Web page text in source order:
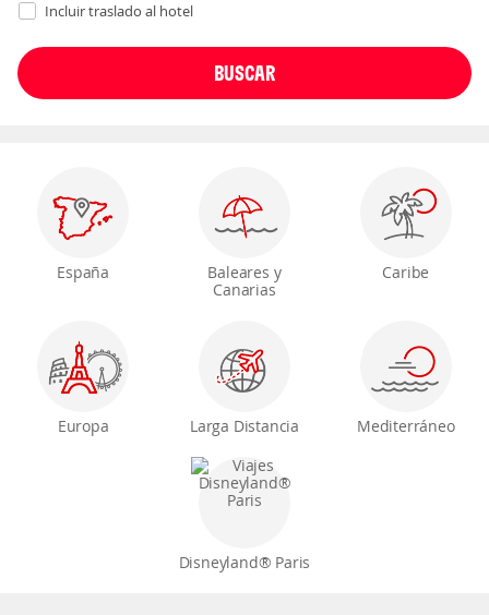
Incluir traslado al hotel
España
Baleares y
Canarias
Caribe
Europa Larga Distancia Mediterráneo
Disneyland® Paris